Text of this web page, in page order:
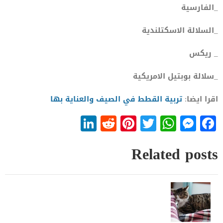
_الفارسية
_السلالة الاسكتلندية
_ ريكس
_سلالة بوبتيل الامريكية
اقرا ايضا: تربية القطط في الصيف والعناية بها
Facebook
Messenger
WhatsApp
Twitter
Pinterest
Reddit
Related posts